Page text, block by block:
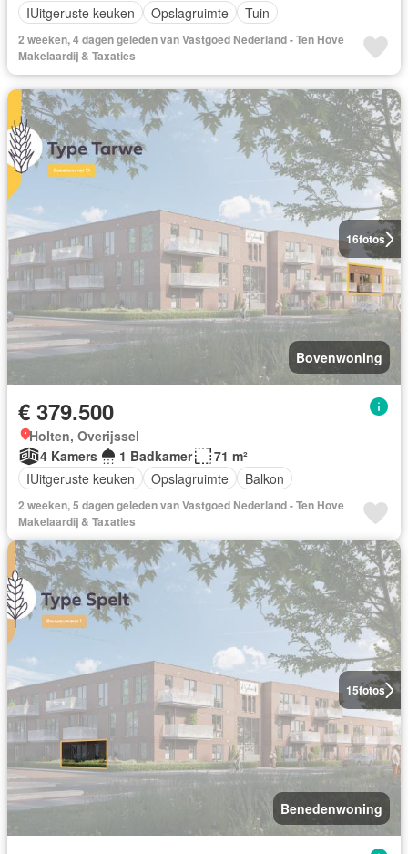
IUitgeruste keuken
Opslagruimte Tuin
2 weeken, 4 dagen geleden van Vastgoed Nederland - Ten Hove
Makelaardij & Taxaties
16fotos
Bovenwoning
€ 379.500
Holten, Overijssel
4 Kamers
1 Badkamer
71 m²
IUitgeruste keuken
Opslagruimte Balkon
2 weeken, 5 dagen geleden van Vastgoed Nederland - Ten Hove
Makelaardij & Taxaties
15fotos
Benedenwoning